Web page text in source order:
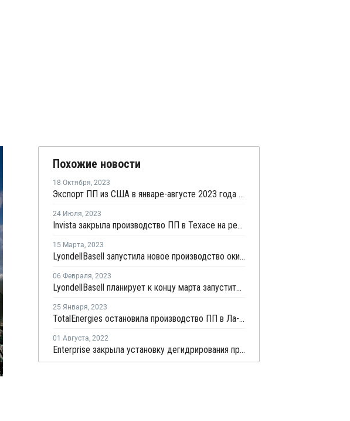
Похожие новости
18 Октября, 2023
Экспорт ПП из США в январе-августе 2023 года вырос на 28,4%
24 Июля, 2023
Invista закрыла производство ПП в Техасе на ремонт
15 Марта, 2023
LyondellBasell запустила новое производство окиси пропилена в Техасе
06 Февраля, 2023
LyondellBasell планирует к концу марта запустить новое производство окиси пропилена в Техасе
25 Января, 2023
TotalEnergies остановила производство ПП в Ла-Порте
01 Августа, 2022
Enterprise закрыла установку дегидрирования пропана в Техасе на внеплановый ремонт